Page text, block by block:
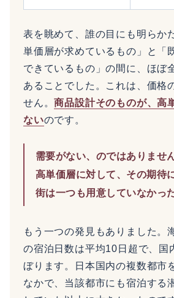
表を眺めて、誰の目にも明らか
単価層が求めているもの」と「
できているもの」の間に、ほぼ
あることでした。これは、価格
せん。商品設計そのものが、高
ないのです。
需要がない、のではありませ
高単価層に対して、その期待
街は一つも用意していなかっ
もう一つの発見もありました。
の宿泊日数は平均10日超で、国
ぼります。日本国内の複数都市
なかで、当該都市にも宿泊する